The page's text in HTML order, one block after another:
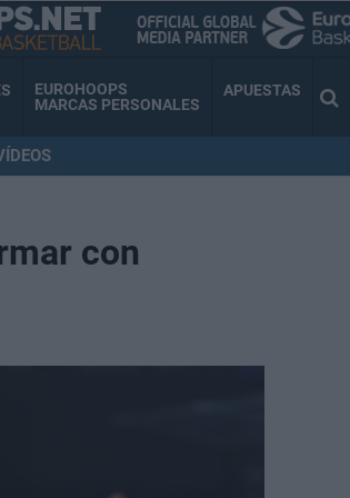
EUROHOOPS
MARCAS PERSONALES
APUESTAS
con